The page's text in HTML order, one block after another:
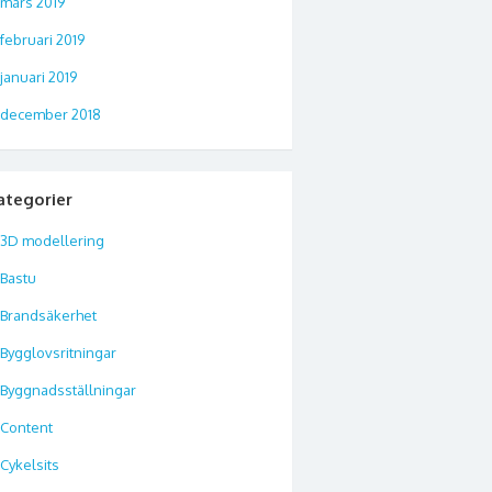
februari 2019
januari 2019
december 2018
3D modellering
Bastu
Brandsäkerhet
Bygglovsritningar
Byggnadsställningar
Content
Cykelsits